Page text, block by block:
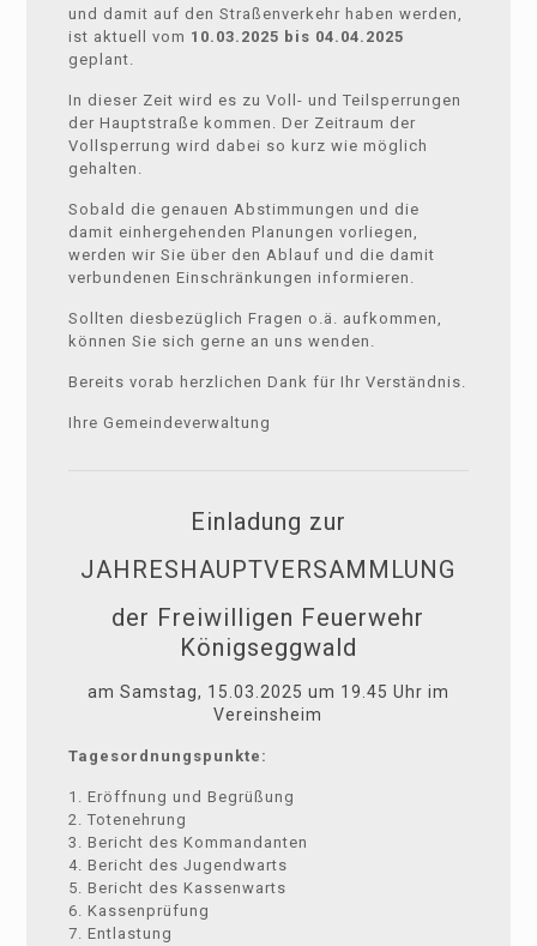
und damit auf den Straßenverkehr haben werden,
ist aktuell vom 10.03.2025 bis 04.04.2025
geplant.
In dieser Zeit wird es zu Voll- und Teilsperrungen
der Hauptstraße kommen. Der Zeitraum der
Vollsperrung wird dabei so kurz wie möglich
gehalten.
Sobald die genauen Abstimmungen und die
damit einhergehenden Planungen vorliegen,
werden wir Sie über den Ablauf und die damit
verbundenen Einschränkungen informieren.
Sollten diesbezüglich Fragen o.ä. aufkommen,
können Sie sich gerne an uns wenden.
Bereits vorab herzlichen Dank für Ihr Verständnis.
Ihre Gemeindeverwaltung
Einladung zur
JAHRESHAUPTVERSAMMLUNG
der Freiwilligen Feuerwehr
Königseggwald
am Samstag, 15.03.2025 um 19.45 Uhr im
Vereinsheim
Tagesordnungspunkte:
1. Eröffnung und Begrüßung
2. Totenehrung
3. Bericht des Kommandanten
4. Bericht des Jugendwarts
5. Bericht des Kassenwarts
6. Kassenprüfung
7. Entlastung